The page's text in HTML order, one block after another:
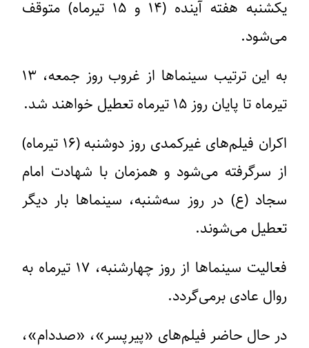
یکشنبه هفته آینده (۱۴ و ۱۵ تیرماه) متوقف
می‌شود.
به این ترتیب سینماها از غروب روز جمعه، ۱۳
تیرماه تا پایان روز ۱۵ تیرماه تعطیل خواهند شد.
اکران فیلم‌های غیرکمدی روز دوشنبه (۱۶ تیرماه)
از سرگرفته می‌شود و همزمان با شهادت امام
سجاد (ع) در روز سه‌شنبه، سینماها بار دیگر
تعطیل می‌شوند.
فعالیت سینماها از روز چهارشنبه، ۱۷ تیرماه به
روال عادی برمی‌گردد.
در حال حاضر فیلم‌های «پیرپسر»، «صددام»،